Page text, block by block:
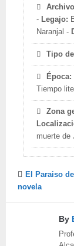
- Legajo:
Naranjal -
Tipo
Época:
Tiempo
Zona
muerte de
El Paraiso
novela
By